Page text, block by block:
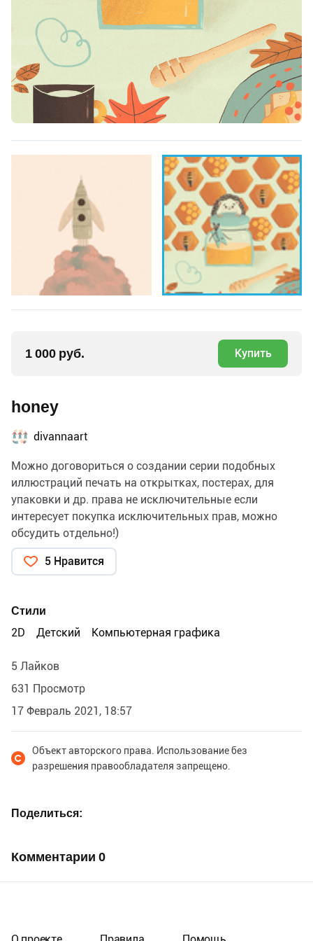
1 000 руб. Купить
honey
divannaart
Можно договориться о создании серии подобных
иллюстраций печать на открытках, постерах, для
упаковки и др. права не исключительные если
интересует покупка исключительных прав, можно
обсудить отдельно!)
5 Нравится
Стили
2D
Детский Компьютерная графика
5 Лайков
631 Просмотр
17 Февраль 2021, 18:57
Объект авторского права. Использование без
разрешения правообладателя запрещено.
Поделиться
Комментарии 0